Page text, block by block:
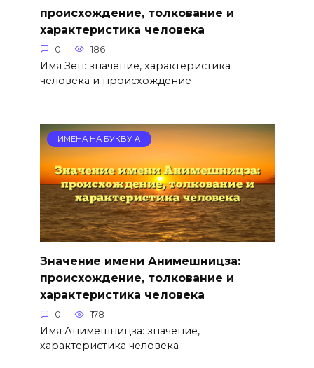
происхождение, толкование и
характеристика человека
0 186
Имя Зеп: значение, характеристика
человека и происхождение
ИМЕНА НА БУКВУ А
Значение имени Анимешницза:
происхождение, толкование и
характеристика человека
0 178
Имя Анимешницза: значение,
характеристика человека